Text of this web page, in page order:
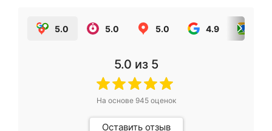
5.0 5.0 5.0 4.9
5.0 из 5
На основе 945оценок
Оставить отзыв